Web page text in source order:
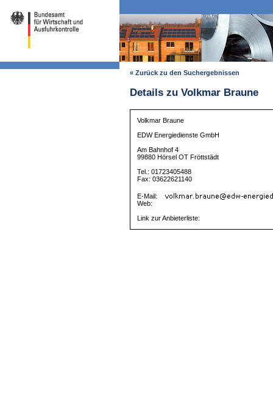
« Zurück zu den Suchergebnissen
Details zu Volkmar Braune
Volkmar Braune
EDW Energiedienste GmbH
Am Bahnhof 4
99880 Hörsel OT Fröttstädt
Tel.: 01723405488
Fax: 03622621140
E-Mail:
Web:
Link zur Anbieterliste: